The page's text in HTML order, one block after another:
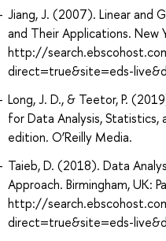
Jiang, J. (2007). Linear and
and Their Applications. New
http://
direct=true&site=eds-
Long, J. D., & Teetor, P.
for Data Analysis, Statistics,
edition. O’Reilly Media.
Taieb, D. (2018). Data
Approach. Birmingham, UK:
http://
direct=true&site=eds-